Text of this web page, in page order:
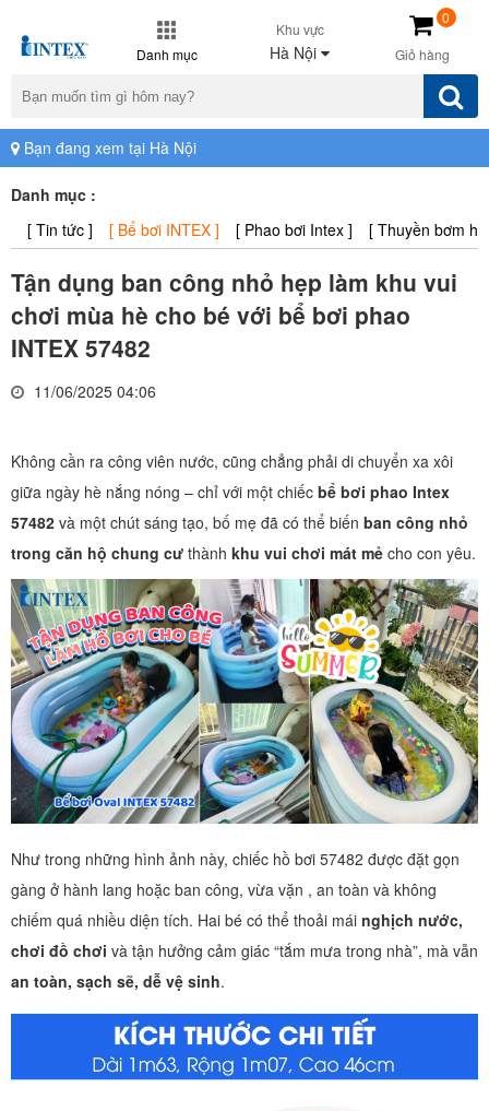
Danh mục
Khu vực
Hà Nội Giỏ hàng
0
Bạn đang xem tại Hà Nội
Danh mục :
[ Tin tức ]
[ Bể bơi INTEX ] [ Phao bơi Intex ] [ Thuyền bơm
Tận dụng ban công nhỏ hẹp làm khu vui
chơi mùa hè cho bé với bể bơi phao
INTEX 57482
11/06/2025 04:06
Không cần ra công viên nước, cũng chẳng phải di chuyển xa xôi
giữa ngày hè nắng nóng – chỉ với một chiếc bể bơi phao Intex
57482 và một chút sáng tạo, bố mẹ đã có thể biến ban công nhỏ
trong căn hộ chung cư thành khu vui chơi mát mẻ cho con yêu.
Như trong những hình ảnh này, chiếc hồ bơi 57482 được đặt gọn
gàng ở hành lang hoặc ban công, vừa vặn , an toàn và không
chiếm quá nhiều diện tích. Hai bé có thể thoải mái nghịch nước,
chơi đồ chơi và tận hưởng cảm giác “tắm mưa trong nhà”, mà vẫn
an toàn, sạch sẽ, dễ vệ sinh.